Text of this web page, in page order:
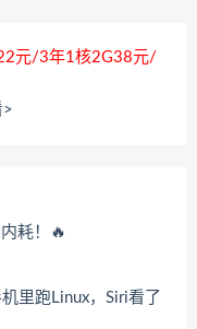
元/3年1核2G38元/
>
耗！🔥
里跑Linux，Siri看了